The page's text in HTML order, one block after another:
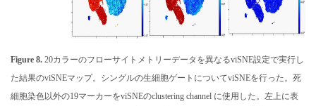
Figure 8. 20カラーのフローサイトメトリーデータを異なるviSNE設定で実行し
た結果のviSNEマップ。シングルの生細胞ゲートについてviSNEを行った。死
細胞染色以外の19マーカーをviSNEのclustering channel に使用した。左上に表